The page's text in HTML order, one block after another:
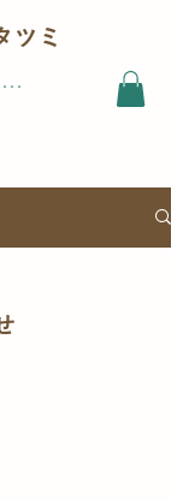
ツミ
イン